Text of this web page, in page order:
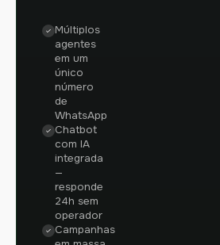
Múltiplos
agentes
em um
único
número
de
WhatsApp
Chatbot
com IA
integrada
—
responde
24h sem
operador
Campanhas